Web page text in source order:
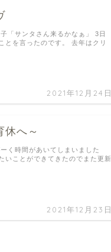
2021年12月24日
「サンタさん来るかなぁ」 3日
とを言ったのです。 去年はクリ
へ～
2021年12月23日
く時間があいてしまいました
いことができてきたのでまた更新